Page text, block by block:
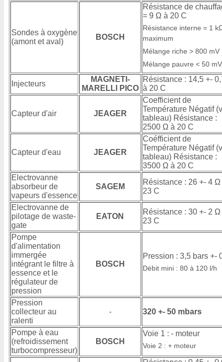
Sondes à oxygène
(amont et aval)
BOSCH
Résistance de
= 9 Ω à 20 C
Résistance interne = 1
maximum
Mélange riche > 800 mV
Mélange pauvre < 50 mV
Injecteurs
MAGNETI-
MARELLI PICO
Résistance : 14,5 +-
à 20 C
Capteur d'air JEAGER
Coefficient de
Température Négatif
tableau) Résistance :
2500 Ω à 20 C
Capteur d'eau JEAGER
Coéfficient de
Température Négatif
tableau) Résistance :
3500 Ω à 20 C
Electrovanne
absorbeur de
vapeurs d'essence
SAGEM
Résistance : 26 +- 4 Ω
23 C
Electrovanne de
pilotage de waste-
gate
EATON
Résistance : 30 +- 2 Ω
23 C
Pompe
d'alimentation
immergée
intégrant le filtre à
essence et le
régulateur de
pression
BOSCH
Pression : 3,5 bars +-
Débit mini : 80 à 120 l/h
Pression
collecteur au
ralenti
- 320 +- 50 mbars
Pompe à eau
(refroidissement
turbocompresseur)
BOSCH
Voie 1 : - moteur
Voie 2 : + moteur